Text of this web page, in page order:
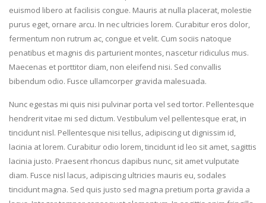
euismod libero at facilisis congue. Mauris at nulla placerat, molestie
purus eget, ornare arcu. In nec ultricies lorem. Curabitur eros dolor,
fermentum non rutrum ac, congue et velit. Cum sociis natoque
penatibus et magnis dis parturient montes, nascetur ridiculus mus.
Maecenas et porttitor diam, non eleifend nisi. Sed convallis
bibendum odio. Fusce ullamcorper gravida malesuada.
Nunc egestas mi quis nisi pulvinar porta vel sed tortor. Pellentesque
hendrerit vitae mi sed dictum. Vestibulum vel pellentesque erat, in
tincidunt nisl. Pellentesque nisi tellus, adipiscing ut dignissim id,
lacinia at lorem. Curabitur odio lorem, tincidunt id leo sit amet, sagittis
lacinia justo. Praesent rhoncus dapibus nunc, sit amet vulputate
diam. Fusce nisl lacus, adipiscing ultricies mauris eu, sodales
tincidunt magna. Sed quis justo sed magna pretium porta gravida a